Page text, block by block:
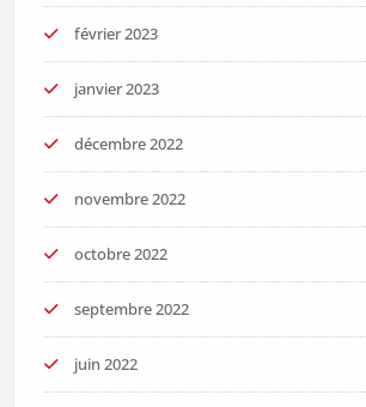
février 2023
janvier 2023
décembre 2022
novembre 2022
octobre 2022
septembre 2022
juin 2022